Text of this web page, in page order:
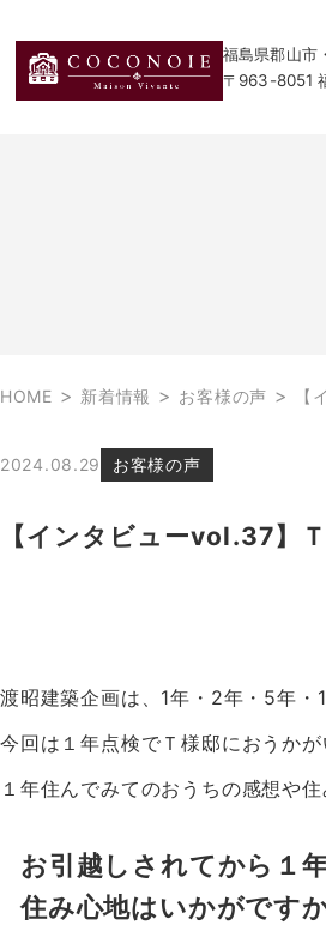
福島県郡山市
〒963-8051
HOME > 新着情報 > お客様の声 >
2024.08.29 お客様の声
【インタビューvol.37】
渡昭建築企画は、1年・2年・5年・
今回は１年点検でＴ様邸におうかが
１年住んでみてのおうちの感想や
お引越しされてから１
住み心地はいかがです